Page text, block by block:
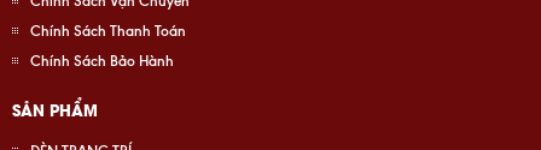
Chính Sách Thanh Toán
Chính Sách Bảo Hành
SẢN PHẨM